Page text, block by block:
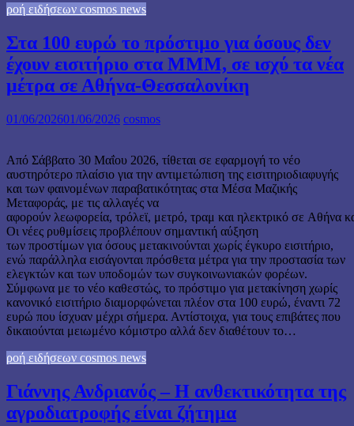
ροή ειδήσεων cosmos news
Στα 100 ευρώ το πρόστιμο για όσους δεν
έχουν εισιτήριο στα ΜΜΜ, σε ισχύ τα νέα
μέτρα σε Αθήνα-Θεσσαλονίκη
01/06/202601/06/2026 cosmos
Από Σάββατο 30 Μαΐου 2026, τίθεται σε εφαρμογή το νέο
αυστηρότερο πλαίσιο για την αντιμετώπιση της εισιτηριοδιαφυγής
και των φαινομένων παραβατικότητας στα Μέσα Μαζικής
Μεταφοράς, με τις αλλαγές να
αφορούν λεωφορεία, τρόλεϊ, μετρό, τραμ και ηλεκτρικό σε Αθήνα
Οι νέες ρυθμίσεις προβλέπουν σημαντική αύξηση
των προστίμων για όσους μετακινούνται χωρίς έγκυρο εισιτήριο,
ενώ παράλληλα εισάγονται πρόσθετα μέτρα για την προστασία των
ελεγκτών και των υποδομών των συγκοινωνιακών φορέων.
Σύμφωνα με το νέο καθεστώς, το πρόστιμο για μετακίνηση χωρίς
κανονικό εισιτήριο διαμορφώνεται πλέον στα 100 ευρώ, έναντι 72
ευρώ που ίσχυαν μέχρι σήμερα. Αντίστοιχα, για τους επιβάτες που
δικαιούνται μειωμένο κόμιστρο αλλά δεν διαθέτουν το…
ροή ειδήσεων cosmos news
Γιάννης Ανδριανός – Η ανθεκτικότητα της
αγροδιατροφής είναι ζήτημα